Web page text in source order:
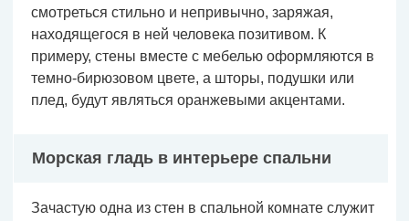
смотреться стильно и непривычно, заряжая,
находящегося в ней человека позитивом. К
примеру, стены вместе с мебелью оформляются в
темно-бирюзовом цвете, а шторы, подушки или
плед, будут являться оранжевыми акцентами.
Морская гладь в интерьере спальни
Зачастую одна из стен в спальной комнате служит